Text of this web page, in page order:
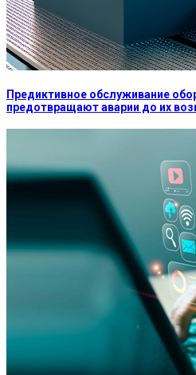
Предиктивное обслуживание
предотвращают аварии до их